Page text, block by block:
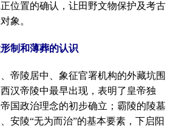
位置的确认，让田野文物保护及考古
象。
制和薄葬的认识
陵居中、象征官署机构的外藏坑围
汉帝陵中最早出现，表明了皇帝独
国政治理念的初步确立；霸陵的陵墓
安陵“无为而治”的基本要素，下启阳